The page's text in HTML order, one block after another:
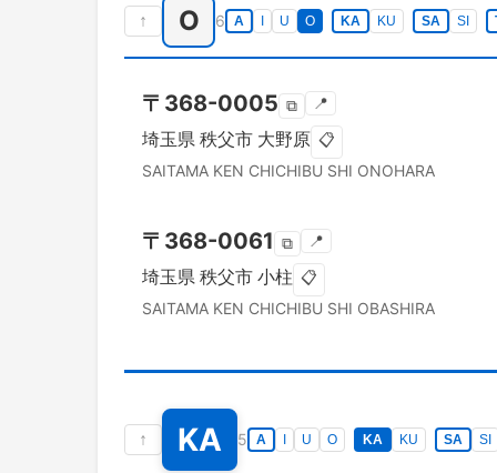
↑ O 6 A U O KA KU SA SI
〒 368-0005 ⧉ 📍
埼玉県 秩父市 大野原 📋
SAITAMA KEN CHICHIBU SHI ONOHARA
〒 368-0061 ⧉ 📍
埼玉県 秩父市 小柱 📋
SAITAMA KEN CHICHIBU SHI OBASHIRA
↑ KA 5 A U O KA KU SA SI